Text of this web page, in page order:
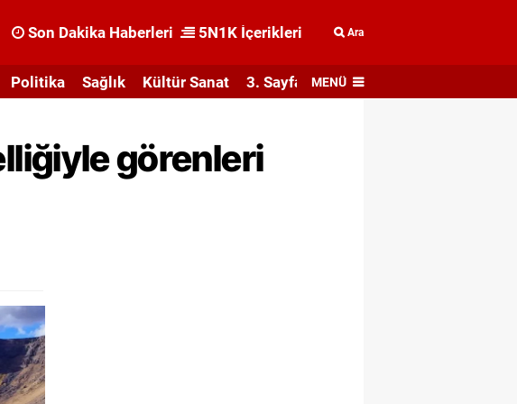
Son Dakika Haberleri 5N1K İçerikleri Ara
Politika Sağlık Kültür Sanat 3. Sayfa MENÜ
görenleri